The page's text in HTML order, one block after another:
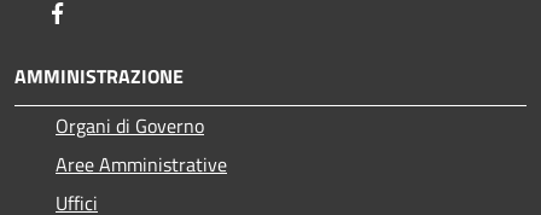
AMMINISTRAZIONE
Organi di Governo
Aree Amministrative
Uffici